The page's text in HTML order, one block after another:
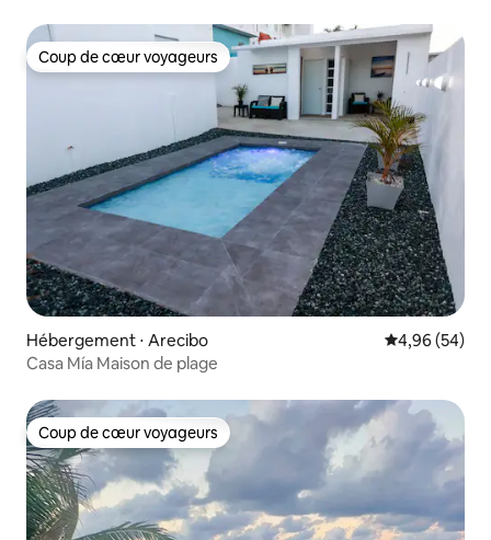
Coup de cœur voyageurs
Coup de cœur voyageurs
Hébergement ⋅ Arecibo Évaluation
4,96 (54)
Casa Mía Maison de plage
Coup de cœur voyageurs
Coup de cœur voyageurs